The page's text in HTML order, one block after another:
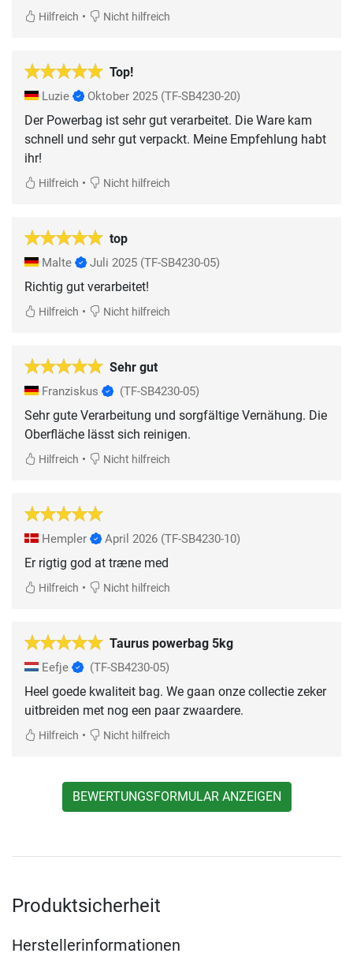
Hilfreich • Nicht hilfreich
Top!
Luzie Oktober 2025 (TF-SB4230-20)
Der Powerbag ist sehr gut verarbeitet. Die Ware kam
schnell und sehr gut verpackt. Meine Empfehlung habt
ihr!
Hilfreich • Nicht hilfreich
top
Malte Juli 2025 (TF-SB4230-05)
Richtig gut verarbeitet!
Hilfreich • Nicht hilfreich
Sehr gut
Franziskus (TF-SB4230-05)
Sehr gute Verarbeitung und sorgfältige Vernähung. Die
Oberfläche lässt sich reinigen.
Hilfreich • Nicht hilfreich
Hempler April 2026 (TF-SB4230-10)
Er rigtig god at træne med
Hilfreich • Nicht hilfreich
Taurus powerbag 5kg
Eefje (TF-SB4230-05)
Heel goede kwaliteit bag. We gaan onze collectie zeker
uitbreiden met nog een paar zwaardere.
Hilfreich • Nicht hilfreich
BEWERTUNGSFORMULAR ANZEIGEN
Produktsicherheit
Herstellerinformationen